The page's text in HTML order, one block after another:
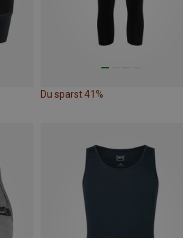
Du sparst 41%